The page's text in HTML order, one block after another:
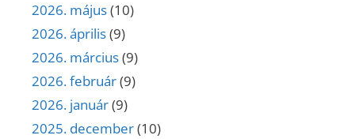
2026. május(10)
2026. április(9)
2026. március(9)
2026. február(9)
2026. január(9)
2025. december(10)